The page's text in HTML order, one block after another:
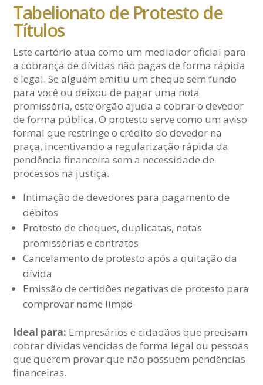
Tabelionato de Protesto de
Títulos
Este cartório atua como um mediador oficial para
a cobrança de dívidas não pagas de forma rápida
e legal. Se alguém emitiu um cheque sem fundo
para você ou deixou de pagar uma nota
promissória, este órgão ajuda a cobrar o devedor
de forma pública. O protesto serve como um aviso
formal que restringe o crédito do devedor na
praça, incentivando a regularização rápida da
pendência financeira sem a necessidade de
processos na justiça.
Intimação de devedores para pagamento de
débitos
Protesto de cheques, duplicatas, notas
promissórias e contratos
Cancelamento de protesto após a quitação da
dívida
Emissão de certidões negativas de protesto para
comprovar nome limpo
Ideal para: Empresários e cidadãos que precisam
cobrar dívidas vencidas de forma legal ou pessoas
que querem provar que não possuem pendências
financeiras.